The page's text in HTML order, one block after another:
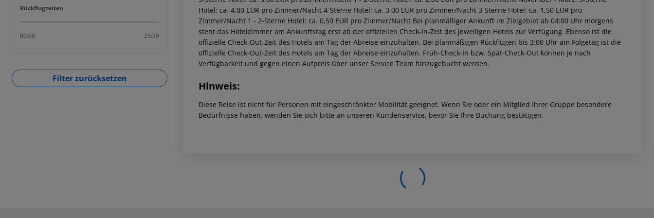
Rückflugzeiten
Rückflugzeiten
00:00 23:59
Filter zurücksetzen
Hotel: ca. 4,00 EUR pro Zimmer/Nacht 4-Sterne Hotel: ca. 3,00 EUR pro Zimmer/Nacht 3-Sterne Hotel: ca. 1,50 EUR pro
Zimmer/Nacht 1 - 2-Sterne Hotel: ca. 0,50 EUR pro Zimmer/Nacht Bei planmäßiger Ankunft im Zielgebiet ab 04:00 Uhr morgens
steht das Hotelzimmer am Ankunftstag erst ab der offiziellen Check-In-Zeit des jeweiligen Hotels zur Verfügung. Ebenso ist die
offizielle Check-Out-Zeit des Hotels am Tag der Abreise einzuhalten. Bei planmäßigen Rückflügen bis 3:00 Uhr am Folgetag ist die
offizielle Check-Out-Zeit des Hotels am Tag der Abreise einzuhalten. Früh-Check-In bzw. Spät-Check-Out können je nach
Verfügbarkeit und gegen einen Aufpreis über unser Service Team hinzugebucht werden.
Hinweis:
Diese Reise ist nicht für Personen mit eingeschränkter Mobilität geeignet. Wenn Sie oder ein Mitglied Ihrer Gruppe besondere
Bedürfnisse haben, wenden Sie sich bitte an unseren Kundenservice, bevor Sie Ihre Buchung bestätigen.